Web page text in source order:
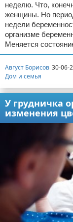
неделю. Что,
женщины. Но
недели
организме
Меняется
Август Борисов 30-06-
Дом и семья
У грудничка
изменения